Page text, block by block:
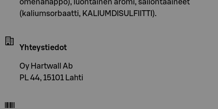
omenahappo), luontainen aromi, säilöntäaineet
(kaliumsorbaatti, KALIUMDISULFIITTI).
Yhteystiedot
Oy Hartwall Ab
PL 44, 15101 Lahti